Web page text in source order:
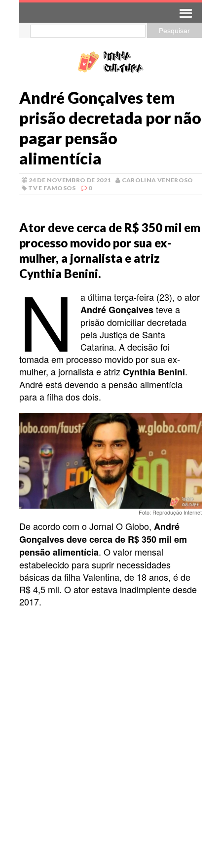
André Gonçalves tem
prisão decretada por não
pagar pensão
alimentícia
24 DE NOVEMBRO DE 2021
CAROLINA VENEROSO
TV E FAMOSOS
0
Ator deve cerca de R$ 350 mil em
processo movido por sua ex-
mulher, a jornalista e atriz
Cynthia Benini.
N
a última terça-feira (23), o ator
André Gonçalvesteve a
prisão domiciliar decretada
pela Justiça de Santa
Catarina. A decisão foi
tomada em processo movido por sua ex-
mulher, a jornalista e atriz Cynthia Benini.
André está devendo a pensão alimentícia
para a filha dos dois.
Foto: Reprodução Internet
De acordo com o Jornal O Globo, André
Gonçalves deve cerca de R$ 350 mil em
pensão alimentícia. O valor mensal
estabelecido para suprir necessidades
básicas da filha Valentina, de 18 anos, é de
R$ 4,5 mil. O ator estava inadimplente desde
2017.